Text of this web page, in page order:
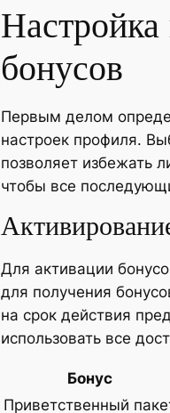
бонусов
Первым делом
настроек профиля.
позволяет избежать
чтобы все
Для активации
для получения
на срок действия
использовать все
Бонус
Приветственный